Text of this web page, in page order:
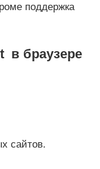
поддержка
в браузере
сайтов.